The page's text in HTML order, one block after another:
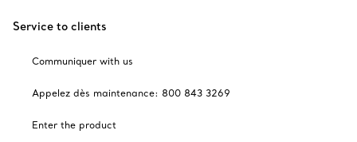
Service to clients
Communiquer with us
Appelez dès maintenance: 800 843 3269
Enter the product